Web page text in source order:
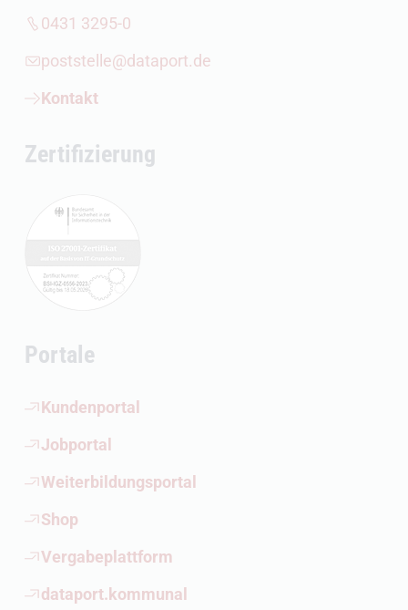
0431 3295-0
poststelle@dataport.de
Kontakt
Zertifizierung
Portale
Kundenportal
(Öffnet externen Link)
Jobportal
(Öffnet externen Link)
Weiterbildungsportal
(Öffnet externen Link)
Shop
(Öffnet externen Link)
Vergabeplattform
(Öffnet externen Link)
dataport.kommunal
(Öffnet externen Link)